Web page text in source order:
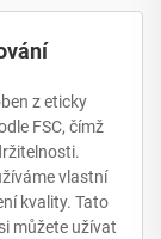
z eticky
FSC, čímž
vlastní
kvality. Tato
můžete užívat